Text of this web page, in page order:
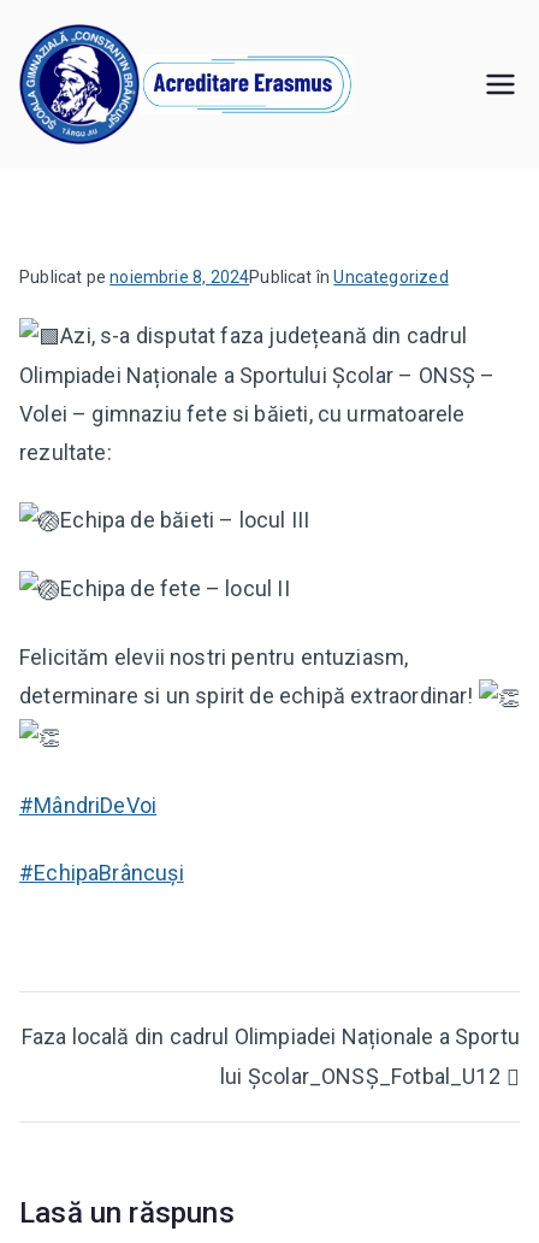
conținut
Şcoala
Brâncuşi" Târgu
Jiu
,,Învăţăm pentru noi, învăţăm pentru viitor"
Publicat penoiembrie 8, 2024Publicat înUncategorized
Azi, s-a disputat faza județeană din cadrul
Olimpiadei Naționale a Sportului Școlar – ONSȘ –
Volei – gimnaziu fete si băieti, cu urmatoarele
rezultate:
Echipa de băieti – locul III
Echipa de fete – locul II
Felicităm elevii nostri pentru entuziasm,
determinare si un spirit de echipă extraordinar!
#MândriDeVoi
#EchipaBrâncuși
Navigare
articole
Faza locală din cadrul Olimpiadei Naționale a Sportu
lui Școlar_ONSȘ_Fotbal_U12
Lasă un răspuns